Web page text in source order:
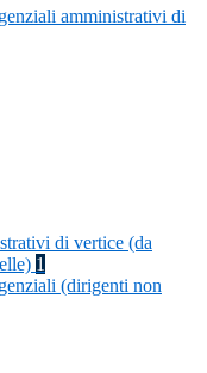
amministrativi di
di vertice (da
1
(dirigenti non